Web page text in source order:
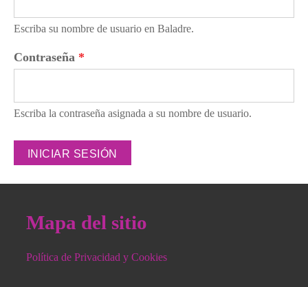
Escriba su nombre de usuario en Baladre.
Contraseña *
Escriba la contraseña asignada a su nombre de usuario.
Mapa del sitio
Política de Privacidad y Cookies